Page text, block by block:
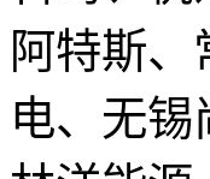
阿特斯
电、无